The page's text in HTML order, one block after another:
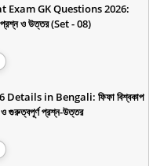
Exam GK Questions 2026:
প্রশ্ন ও উত্তর (Set - 08)
in Bengali: ফিফা বিশ্বকাপ
ও গুরুত্বপূর্ণ প্রশ্ন-উত্তর